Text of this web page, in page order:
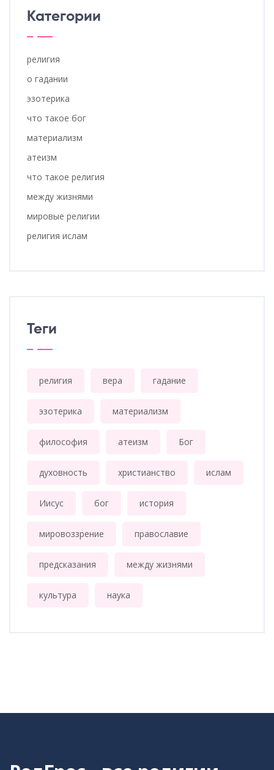
Категории
религия
о гадании
эзотерика
что такое бог
материализм
атеизм
что такое религия
между жизнями
мировые религии
религия ислам
Теги
религия вера гадание
эзотерика материализм
философия атеизм Бог
духовность христианство ислам
Иисус бог история
мировоззрение православие
предсказания между жизнями
культура наука